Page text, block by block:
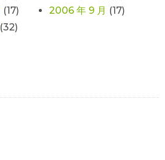
(17) 2006 年 9 月 (17)
(32)